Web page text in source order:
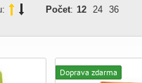
Počet: 12 24 36
Doprava zdarma